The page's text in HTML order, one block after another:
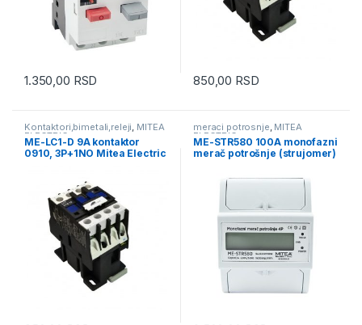
1.350,00 RSD 850,00 RSD
Kontaktori,bimetali,releji, MITEA
ELECTRIC
ME-LC1-D 9A kontaktor
0910, 3P+1NO Mitea Electric
meraci potrosnje, MITEA
ELECTRIC
ME-STR580 100A monofazni
merač potrošnje (strujomer)
230V Mitea Electric